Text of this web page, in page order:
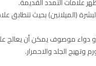
(الميلانين) بحيث
موصوف يمكن أن يعالج
وتهيج الجلد والاحمرار.